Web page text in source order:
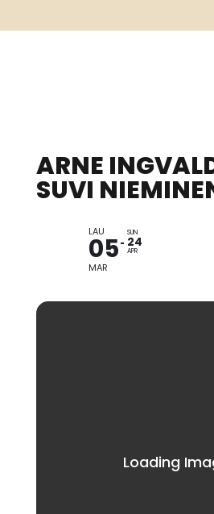
ARNE
SUVI
LAU
05
MAR
SUN
24
APR